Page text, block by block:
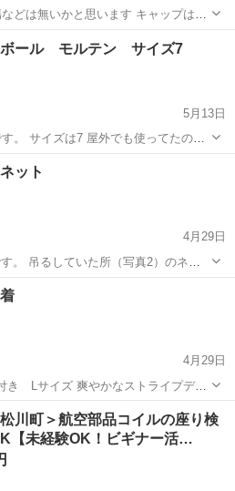
どは無いかと思います キャップは
キャップに交換してあります 現物
宜しくお願い致します
スポーツ
ボール モルテン サイズ7
5月13日
。 サイズは7 屋外でも使ってたの
入れたら、ちゃんとパンパンになり
駅
ット
4月29日
。 吊るしていた所（写真2）のネッ
す。 その他1ヶ所切れがあります。
褪せ部分あります。 現状でのお渡し
駅
4月29日
なストライプデザ
ョートパンツのセットです。 上下で
水着
川町＞航空部品コイルの座り検
【未経験OK！ビギナー活…